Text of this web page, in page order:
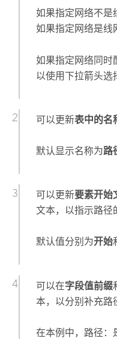
如果指定网络不是
如果指定网络是线
如果指定网络同时
以使用下拉箭头选
可以更新表中的名
默认显示名称为路
可以更新要素开始
文本，以指示路径
默认值分别为开始
可以在字段值前缀
本，以分别补充路
在本例中， 路径：